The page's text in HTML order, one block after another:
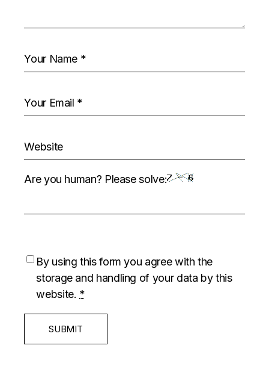
Are you human? Please solve:
By using this form you agree with the
storage and handling of your data by this
website. *
SUBMIT